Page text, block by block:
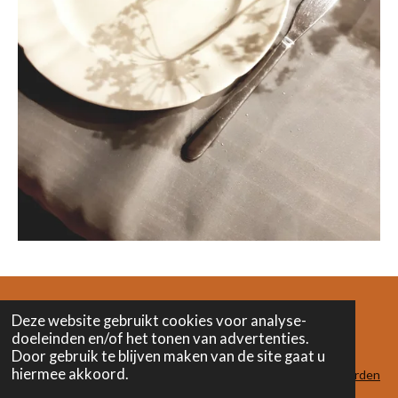
Deze website gebruikt cookies voor analyse-
doeleinden en/of het tonen van advertenties.
Door gebruik te blijven maken van de site gaat u
hiermee akkoord.
F
a
c
I
n
s
L
i
n
algemene voorwaarden